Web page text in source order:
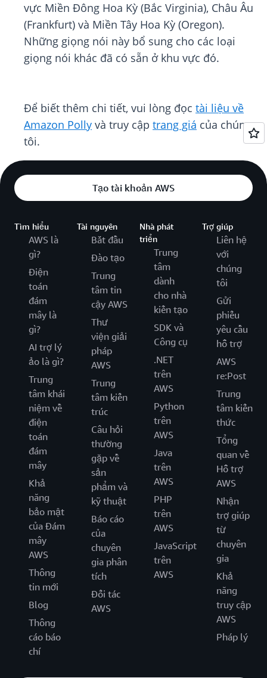
vực Miền Đông Hoa Kỳ (Bắc Virginia), Châu Âu
(Frankfurt) và Miền Tây Hoa Kỳ (Oregon).
Những giọng nói này bổ sung cho các loại
giọng nói khác đã có sẵn ở khu vực đó.
Để biết thêm chi tiết, vui lòng đọc tài liệu về
Amazon Polly và truy cập trang giá của chúng
tôi.
Tạo tài khoản AWS
Tìm hiểu
AWS là
gì?
Điện
toán
đám
mây là
gì?
AI trợ lý
ảo là gì?
Trung
tâm khái
niệm về
điện
toán
đám
mây
Khả
năng
bảo mật
của Đám
mây
AWS
Thông
tin mới
Blog
Thông
cáo báo
chí
Tài nguyên
Bắt đầu
Đào tạo
Trung
tâm tin
cậy AWS
Thư
viện giải
pháp
AWS
Trung
tâm kiến
trúc
Câu hỏi
thường
gặp về
sản
phẩm và
kỹ thuật
Báo cáo
của
chuyên
gia phân
tích
Đối tác
AWS
Nhà phát
triển
Trung
tâm
dành
cho nhà
kiến tạo
SDK và
Công cụ
.NET
trên
AWS
Python
trên
AWS
Java
trên
AWS
PHP
trên
AWS
JavaScript
trên
AWS
Trợ giúp
Liên hệ
với
chúng
tôi
Gửi
phiếu
yêu cầu
hỗ trợ
AWS
re:Post
Trung
tâm kiến
thức
Tổng
quan về
Hỗ trợ
AWS
Nhận
trợ giúp
từ
chuyên
gia
Khả
năng
truy cập
AWS
Pháp lý